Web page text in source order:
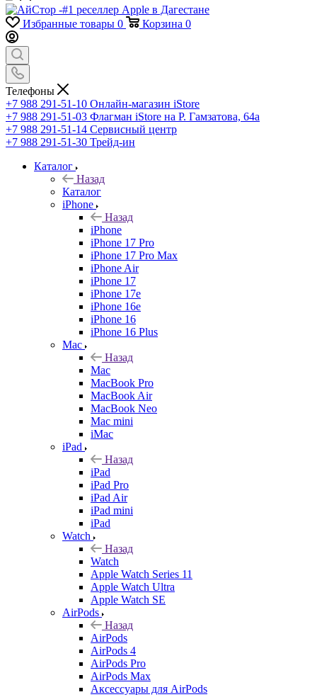
Избранные товары 0 Корзина 0
Телефоны
+7 988 291-51-10 Онлайн-магазин iStore
+7 988 291-51-03 Флагман iStore на Р. Гамзатова, 64а
+7 988 291-51-14 Сервисный центр
+7 988 291-51-30 Трейд-ин
Каталог
Назад
Каталог
iPhone
Назад
iPhone
iPhone 17 Pro
iPhone 17 Pro Max
iPhone Air
iPhone 17
iPhone 17e
iPhone 16e
iPhone 16
iPhone 16 Plus
Mac
Назад
Mac
MacBook Pro
MacBook Air
MacBook Neo
Mac mini
iMac
iPad
Назад
iPad
iPad Pro
iPad Air
iPad mini
iPad
Watch
Назад
Watch
Apple Watch Series 11
Apple Watch Ultra
Apple Watch SE
AirPods
Назад
AirPods
AirPods 4
AirPods Pro
AirPods Max
Аксессуары для AirPods